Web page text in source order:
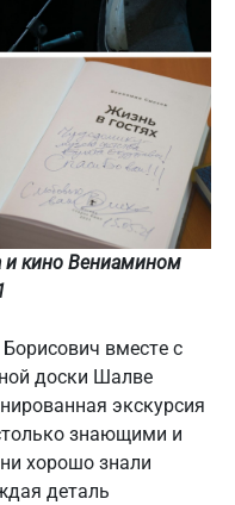
и кино Вениамином
вместе с
доски Шалве
экскурсия
знающими и
хорошо знали
деталь